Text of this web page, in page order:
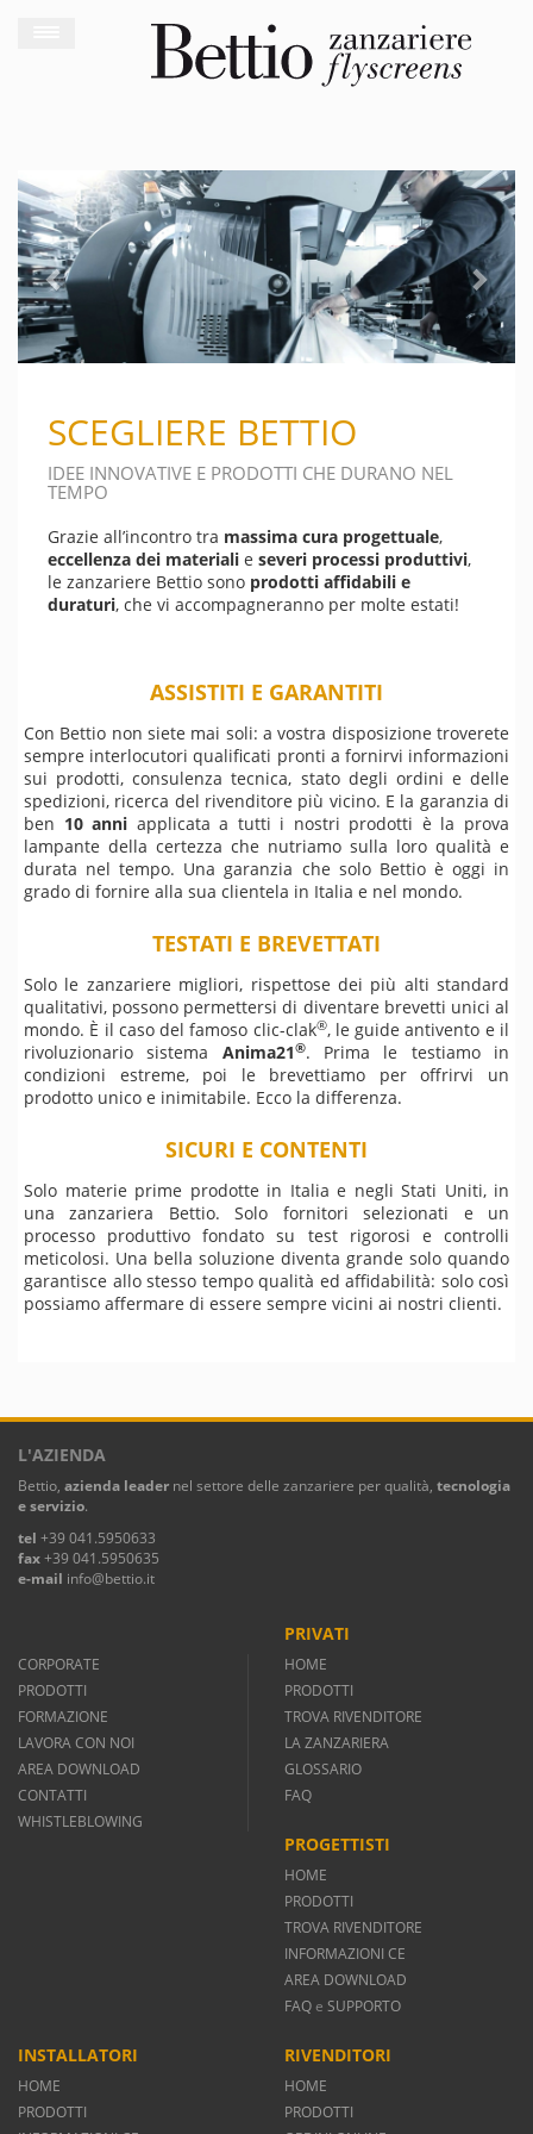
Previous Next
SCEGLIERE BETTIO
IDEE INNOVATIVE E PRODOTTI CHE DURANO NEL
TEMPO
Grazie all’incontro tra massima cura progettuale,
eccellenza dei materiali e severi processi produttivi,
le zanzariere Bettio sono prodotti affidabili e
duraturi, che vi accompagneranno per molte estati!
ASSISTITI E GARANTITI
Con Bettio non siete mai soli: a vostra disposizione troverete
sempre interlocutori qualificati pronti a fornirvi informazioni
sui prodotti, consulenza tecnica, stato degli ordini e delle
spedizioni, ricerca del rivenditore più vicino. E la garanzia di
ben 10 anni applicata a tutti i nostri prodotti è la prova
lampante della certezza che nutriamo sulla loro qualità e
durata nel tempo. Una garanzia che solo Bettio è oggi in
grado di fornire alla sua clientela in Italia e nel mondo.
TESTATI E BREVETTATI
Solo le zanzariere migliori, rispettose dei più alti standard
qualitativi, possono permettersi di diventare brevetti unici al
mondo. È il caso del famoso clic-clak®, le guide antivento e il
rivoluzionario sistema
Anima21®. Prima le testiamo in
condizioni estreme, poi le brevettiamo per offrirvi un
prodotto unico e inimitabile. Ecco la differenza.
SICURI E CONTENTI
Solo materie prime prodotte in Italia e negli Stati Uniti, in
una zanzariera Bettio. Solo fornitori selezionati e un
processo produttivo fondato su test rigorosi e controlli
meticolosi. Una bella soluzione diventa grande solo quando
garantisce allo stesso tempo qualità ed affidabilità: solo così
possiamo affermare di essere sempre vicini ai nostri clienti.
L'AZIENDA
Bettio, azienda leader nel settore delle zanzariere per qualità, tecnologia
e servizio.
tel +39 041.5950633
fax+39 041.5950635
e-mail info@bettio.it
CORPORATE
PRODOTTI
FORMAZIONE
LAVORA CON NOI
AREA DOWNLOAD
CONTATTI
WHISTLEBLOWING
PRIVATI
HOME
PRODOTTI
TROVA RIVENDITORE
LA ZANZARIERA
GLOSSARIO
FAQ
PROGETTISTI
HOME
PRODOTTI
TROVA RIVENDITORE
INFORMAZIONI CE
AREA DOWNLOAD
FAQ e SUPPORTO
INSTALLATORI
HOME
PRODOTTI
RIVENDITORI
HOME
PRODOTTI